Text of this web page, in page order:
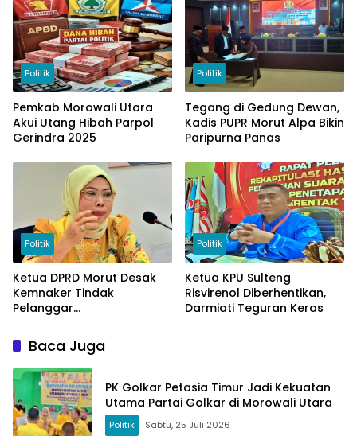
Politik
Pemkab Morowali Utara
Akui Utang Hibah Parpol
Gerindra 2025
Politik
Tegang di Gedung Dewan,
Kadis PUPR Morut Alpa Bikin
Paripurna Panas
Politik
Ketua DPRD Morut Desak
Kemnaker Tindak
Pelanggar
Politik
Ketua KPU Sulteng
Risvirenol Diberhentikan,
Darmiati Teguran Keras
Baca Juga
PK Golkar Petasia Timur Jadi Kekuatan
Utama Partai Golkar di Morowali Utara
Politik Sabtu, 25 Juli 2026